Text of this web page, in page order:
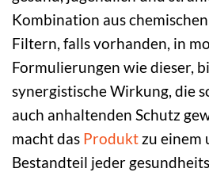
Kombination aus
Filtern, falls vorhanden, in
Formulierungen wie dieser,
synergistische Wirkung, die
auch anhaltenden Schutz
macht das Produkt zu einem
Bestandteil jeder